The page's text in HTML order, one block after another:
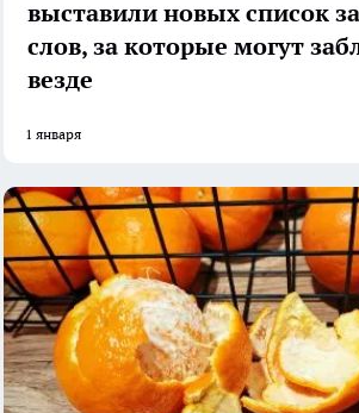
выставили новых список
слов, за которые могут
везде
1 января